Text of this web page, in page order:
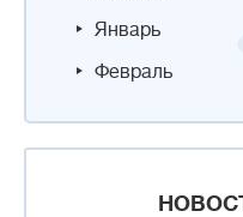
Январь
Февраль